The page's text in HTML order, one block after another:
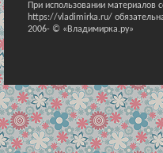
При использовании материалов
https://vladimirka.ru/
2006- © «Владимирка.ру»